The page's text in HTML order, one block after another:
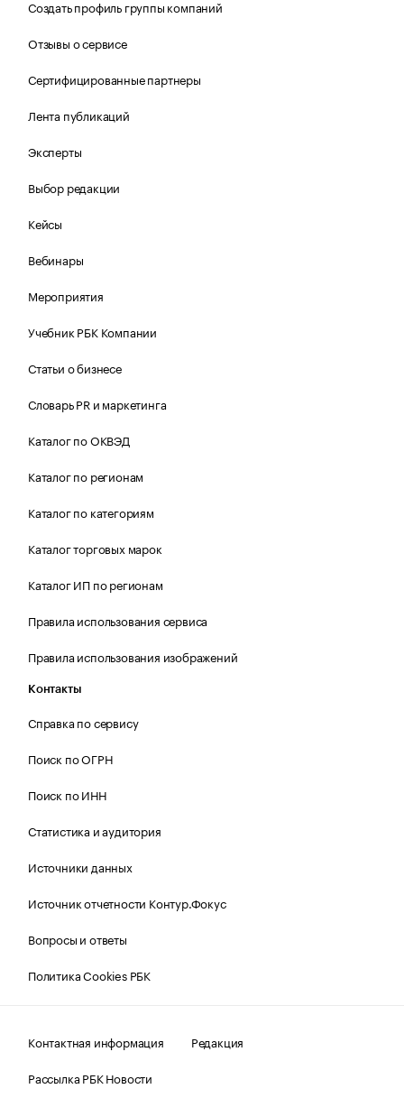
Создать профиль группы компаний
Отзывы о сервисе
Сертифицированные партнеры
Лента публикаций
Эксперты
Выбор редакции
Кейсы
Вебинары
Мероприятия
Учебник РБК Компании
Статьи о бизнесе
Словарь PR и маркетинга
Каталог по ОКВЭД
Каталог по регионам
Каталог по категориям
Каталог торговых марок
Каталог ИП по регионам
Правила использования сервиса
Правила использования изображений
Контакты
Справка по сервису
Поиск по ОГРН
Поиск по ИНН
Статистика и аудитория
Источники данных
Источник отчетности Контур.Фокус
Вопросы и ответы
Политика Cookies РБК
Контактная информация
Редакция
Рассылка РБК Новости